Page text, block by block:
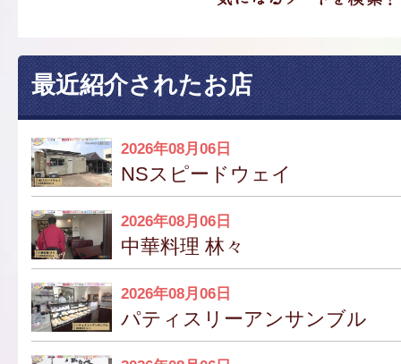
最近紹介されたお店
2026年08月06日
NSスピードウェイ
2026年08月06日
中華料理 林々
2026年08月06日
パティスリーアンサンブル